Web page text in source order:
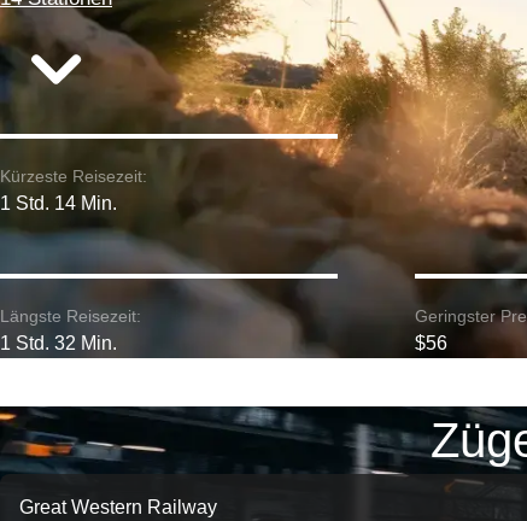
Kürzeste Reisezeit:
1 Std. 14 Min.
Längste Reisezeit:
1 Std. 32 Min.
Geringster
$56
Great Western Railway